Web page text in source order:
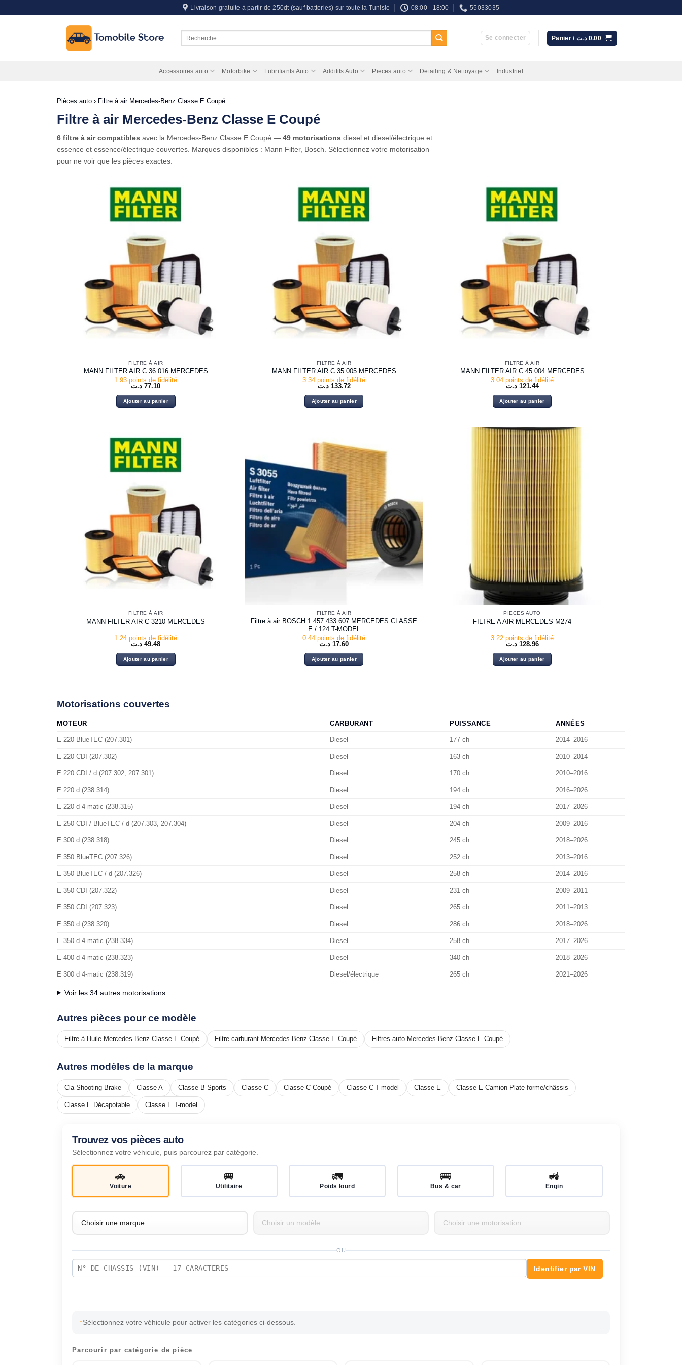
au
Livraison gratuite à partir de 250dt (sauf batteries) sur toute la Tunisie 08:00 - 18:00 55033035
Se connecter Panier / 0.00 د.ت
Accessoires auto Motorbike Lubrifiants Auto Additifs Auto Pieces auto Detailing & Nettoyage Industriel
Pièces auto › Filtre à air Mercedes-Benz Classe E Coupé
Filtre à air Mercedes-Benz Classe E Coupé
6 filtre à air compatibles avec la Mercedes-Benz Classe E Coupé — 49 motorisations diesel et diesel/électrique et
essence et essence/électrique couvertes. Marques disponibles : Mann Filter, Bosch. Sélectionnez votre motorisation
pour ne voir que les pièces exactes.
FILTRE À AIR
MANN FILTER AIR C 36 016 MERCEDES
1.93 points de fidélité
77.10 د.ت
Ajouter au panier
FILTRE À AIR
MANN FILTER AIR C 35 005 MERCEDES
3.34 points de fidélité
133.72 د.ت
Ajouter au panier
FILTRE À AIR
MANN FILTER AIR C 45 004 MERCEDES
3.04 points de fidélité
121.44 د.ت
Ajouter au panier
FILTRE À AIR
MANN FILTER AIR C 3210 MERCEDES
1.24 points de fidélité
49.48 د.ت
Ajouter au panier
FILTRE À AIR
Filtre à air BOSCH 1 457 433 607 MERCEDES CLASSE
E / 124 T-MODEL
0.44 points de fidélité
17.60 د.ت
Ajouter au panier
PIECES AUTO
FILTRE A AIR MERCEDES M274
3.22 points de fidélité
128.96 د.ت
Ajouter au panier
Motorisations couvertes
MOTEUR CARBURANT PUISSANCE ANNÉES
E 220 BlueTEC (207.301) Diesel 177 ch 2014–2016
E 220 CDI (207.302) Diesel 163 ch 2010–2014
E 220 CDI / d (207.302, 207.301) Diesel 170 ch 2010–2016
E 220 d (238.314) Diesel 194 ch 2016–2026
E 220 d 4-matic (238.315) Diesel 194 ch 2017–2026
E 250 CDI / BlueTEC / d (207.303, 207.304) Diesel 204 ch 2009–2016
E 300 d (238.318) Diesel 245 ch 2018–2026
E 350 BlueTEC (207.326) Diesel 252 ch 2013–2016
E 350 BlueTEC / d (207.326) Diesel 258 ch 2014–2016
E 350 CDI (207.322) Diesel 231 ch 2009–2011
E 350 CDI (207.323) Diesel 265 ch 2011–2013
E 350 d (238.320) Diesel 286 ch 2018–2026
E 350 d 4-matic (238.334) Diesel 258 ch 2017–2026
E 400 d 4-matic (238.323) Diesel 340 ch 2018–2026
E 300 d 4-matic (238.319) Diesel/électrique 265 ch 2021–2026
Voir les 34 autres motorisations
Autres pièces pour ce modèle
Filtre à Huile Mercedes-Benz Classe E Coupé Filtre carburant Mercedes-Benz Classe E Coupé Filtres auto Mercedes-Benz Classe E Coupé
Autres modèles de la marque
Cla Shooting Brake Classe A Classe B Sports Classe C Classe C Coupé Classe C T-model Classe E Classe E Camion Plate-forme/châssis
Classe E Décapotable Classe E T-model
Trouvez vos pièces auto
Sélectionnez votre véhicule, puis parcourez par catégorie.
🚗
Voiture
🚐
Utilitaire
🚛
Poids lourd
🚌
Bus & car
🚜
Engin
OU
Identifier par VIN
Sélectionnez votre véhicule pour activer les catégories ci-dessous.
Parcourir par catégorie de pièce